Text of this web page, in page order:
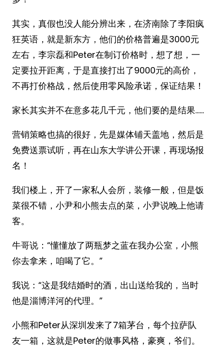
其实，真假也没人能分辨出来，在济南除了李阳疯
狂英语，就是新东方，他们的价格普遍是3000元
左右，李宗磊和Peter在制订价格时，想了想，一
定要拉开距离，于是直接打出了9000元的高价，
不再打价格战，然后使用零风险承诺，保证结果！
家长其实并不在意多花几千元，他们要的是结果……
营销策略也搞的很好，先是媒体铺天盖地，然后是
免费送票试听，再在山东大学讲公开课，再现场报
名！
我们楼上，开了一家私人会所，装修一般，但是饭
菜很不错，小尹和小熊去点的菜，小尹说晚上他请
客。
牛哥说：“懂懂放了两瓶梦之蓝在我办公室，小熊
你去拿来，咱喝了它。”
我说：“这是我结婚时的酒，出山送给我的，当时
他是淄博洋河的代理。”
小熊和Peter从深圳发来了7箱茅台，每个拉萨队
友一箱，这就是Peter的做事风格，豪爽，爷们。